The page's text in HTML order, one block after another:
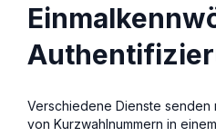
Verschiedene Dienste senden
von Kurzwahlnummern in